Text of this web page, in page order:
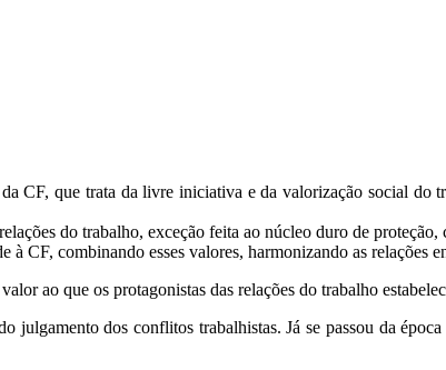
CF, que trata da livre iniciativa e da valorização social do
do trabalho, exceção feita ao núcleo duro de
CF, combinando esses valores, harmonizando as relações
ao que os protagonistas das relações do trabalho
dos conflitos trabalhistas. Já se passou da